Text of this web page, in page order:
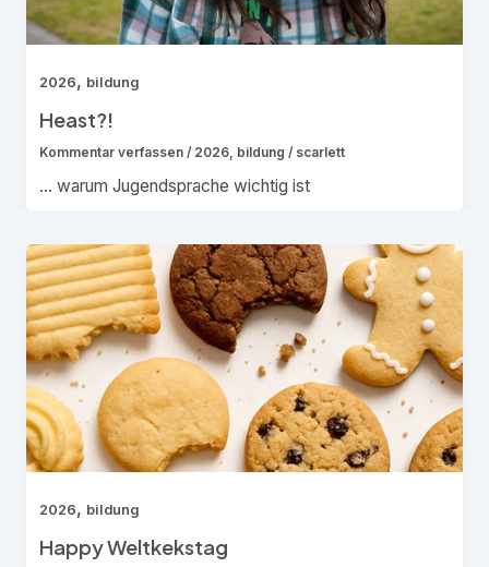
2026, bildung
Heast?!
Kommentar verfassen / 2026, bildung / scarlett
… warum Jugendsprache wichtig ist
2026, bildung
Happy Weltkekstag